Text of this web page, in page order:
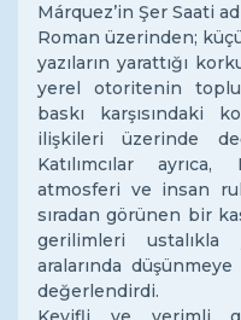
Márquez’in Şer Saati
Roman üzerinden;
yazıların yarattığı
yerel otoritenin
baskı karşısındaki
ilişkileri üzerinde
Katılımcılar
atmosferi ve insan
sıradan görünen bir
gerilimleri ustalıkla
aralarında
değerlendirdi.